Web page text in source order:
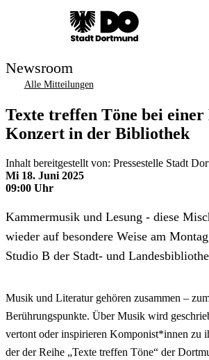
Newsroom
Alle Mitteilungen
Texte treffen Töne bei
Konzert in der Bibliothek
Inhalt bereitgestellt von: Pressestelle Stadt
Mi 18. Juni 2025
09:00 Uhr
Kammermusik und Lesung - diese
wieder auf besondere Weise am
Studio B der Stadt- und
Musik und Literatur gehören zusammen –
Berührungspunkte. Über Musik wird
vertont oder inspirieren Komponist*innen zu
der der Reihe „Texte treffen Töne“ der